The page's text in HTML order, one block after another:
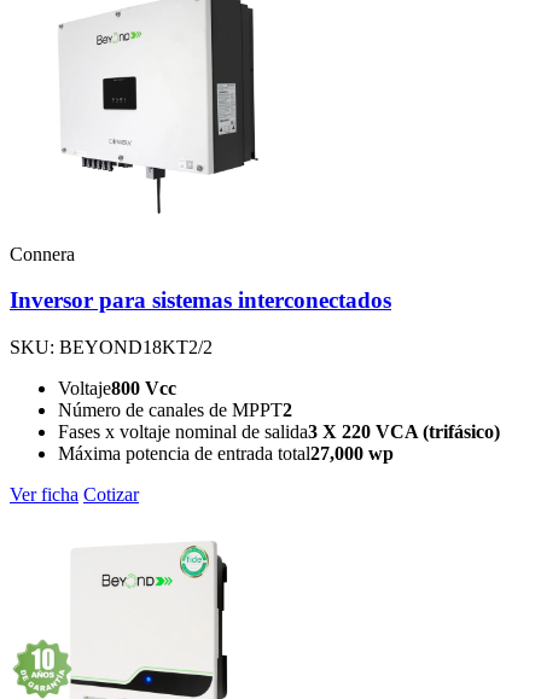
Connera
Inversor para sistemas interconectados
SKU: BEYOND18KT2/2
Voltaje800 Vcc
Número de canales de MPPT2
Fases x voltaje nominal de salida3 X 220 VCA (trifásico)
Máxima potencia de entrada total27,000 wp
Ver ficha Cotizar